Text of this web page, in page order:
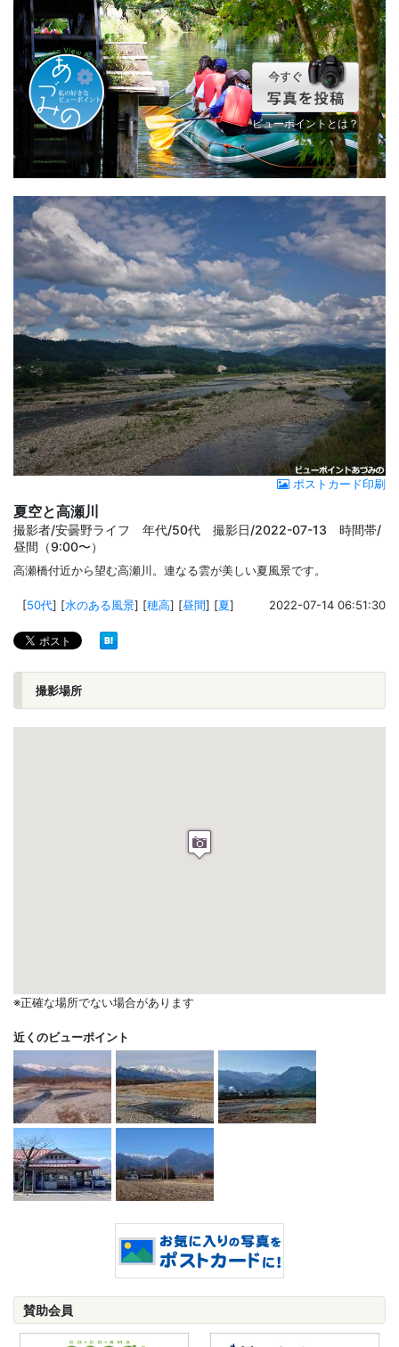
ビューポイントとは？
ポストカード印刷
夏空と高瀬川
撮影者/安曇野ライフ 年代/50代 撮影日/2022-07-13 時間帯/
昼間（9:00〜）
高瀬橋付近から望む高瀬川。連なる雲が美しい夏風景です。
[50代] [水のある風景] [穂高] [昼間] [夏] 2022-07-14 06:51:30
撮影場所
※正確な場所でない場合があります
近くのビューポイント
賛助会員